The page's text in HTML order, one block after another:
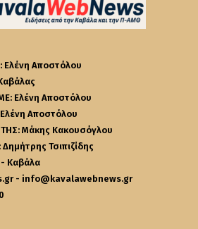
Ελένη Αποστόλου
Ελένη Αποστόλου
Αποστόλου
Μάκης Κακουσόγλου
Τσιπιζίδης
- Καβάλα
- info@kavalawebnews.gr